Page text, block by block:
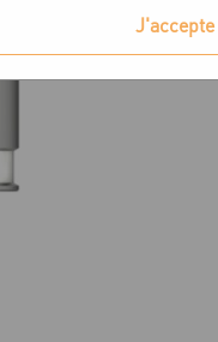
J'accepte